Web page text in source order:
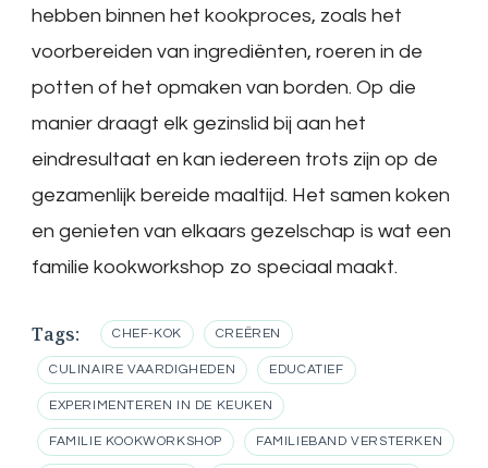
hebben binnen het kookproces, zoals het
voorbereiden van ingrediënten, roeren in de
potten of het opmaken van borden. Op die
manier draagt elk gezinslid bij aan het
eindresultaat en kan iedereen trots zijn op de
gezamenlijk bereide maaltijd. Het samen koken
en genieten van elkaars gezelschap is wat een
familie kookworkshop zo speciaal maakt.
Tags: CHEF-KOK CREËREN
CULINAIRE VAARDIGHEDEN EDUCATIEF
EXPERIMENTEREN IN DE KEUKEN
FAMILIE KOOKWORKSHOP FAMILIEBAND VERSTERKEN